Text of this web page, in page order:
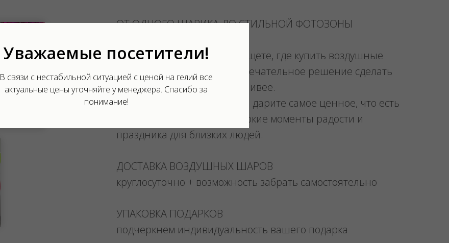
Уважаемые посетители!
В связи с нестабильной ситуацией с ценой на гелий все
актуальные цены уточняйте у менеджера. Спасибо за
понимание!
ОТ ОДНОГО ШАРИКА ДО СТИЛЬНОЙ ФОТОЗОНЫ
Мы уверены, что если вы ищете, где купить воздушные
шарики, то Вы приняли замечательное решение сделать
кого-то еще немного счастливее.
Ведь вместе с шариками Вы дарите самое ценное, что есть
в жизни - незабываемые, яркие моменты радости и
праздника для близких людей.
ДОСТАВКА ВОЗДУШНЫХ ШАРОВ
круглосуточно + возможность забрать самостоятельно
УПАКОВКА ПОДАРКОВ
подчеркнем индивидуальность вашего подарка